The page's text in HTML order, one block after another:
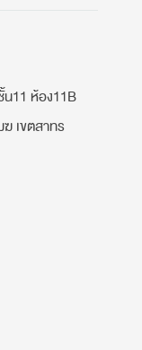
11 ห้อง11B
เขตสาทร